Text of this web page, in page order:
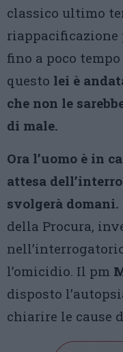
classico ultimo
riappacificazione
fino a poco
questo lei è
che non le
di male.
Ora l’uomo è in
attesa
svolgerà domani.
della Procura,
l’omicidio. Il pm
disposto
chiarire le cause